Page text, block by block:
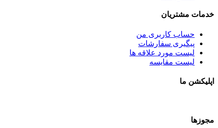
خدمات مشتریان
حساب کاربری من
پیگیری سفارشات
لیست مورد علاقه ها
لیست مقایسه
اپلیکشن ما
مجوزها